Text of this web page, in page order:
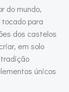
do mundo,
tocado para
dos castelos
em solo
únicos